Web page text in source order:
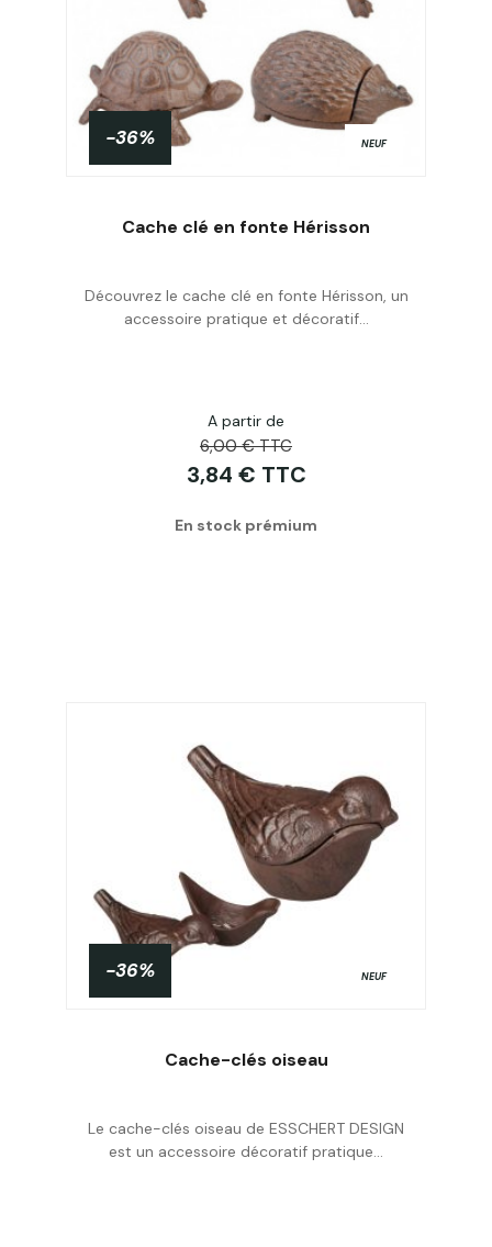
Acheter
-36% NEUF
Cache clé en fonte Hérisson
Découvrez le cache clé en fonte Hérisson, un
accessoire pratique et décoratif...
A partir de
6,00 € TTC
3,84 € TTC
En stock prémium
Acheter
-36% NEUF
Cache-clés oiseau
Le cache-clés oiseau de ESSCHERT DESIGN
est un accessoire décoratif pratique...